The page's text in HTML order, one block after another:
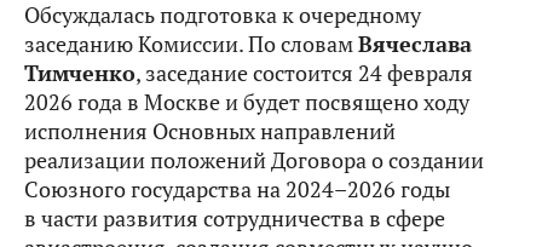
Обсуждалась подготовка к очередному
заседанию Комиссии. По словамВячеслава
Тимченко, заседание состоится 24 февраля
2026 года в Москве и будет посвящено ходу
исполнения Основных направлений
реализации положений Договора о создании
Союзного государства на 2024–2026 годы
в части развития сотрудничества в сфере